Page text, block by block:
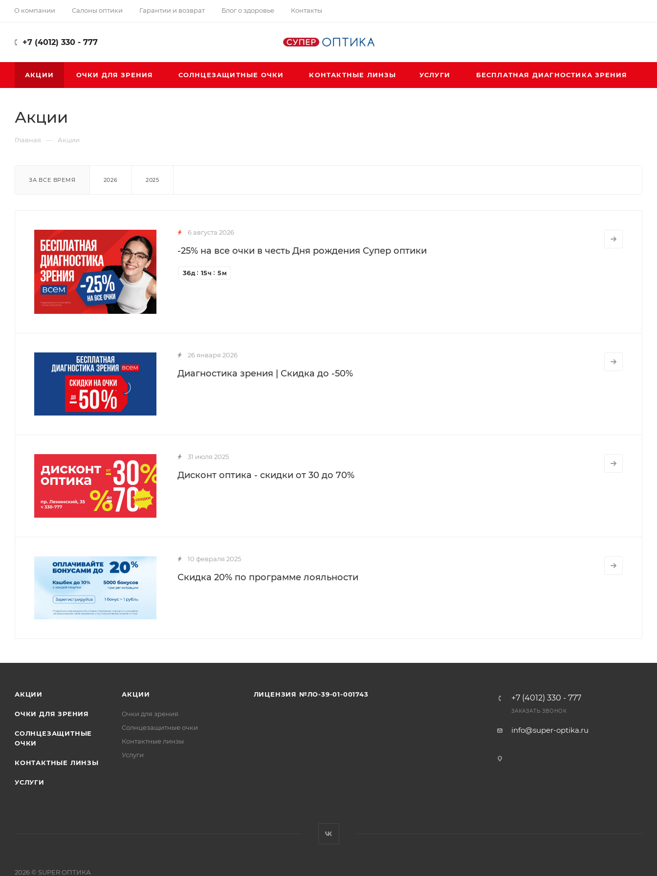
О компании Салоны оптики Гарантии и возврат Блог о здоровье Контакты
+7 (4012) 330 - 777
АКЦИИ ОЧКИ ДЛЯ ЗРЕНИЯ СОЛНЦЕЗАЩИТНЫЕ ОЧКИ КОНТАКТНЫЕ ЛИНЗЫ УСЛУГИ БЕСПЛАТНАЯ ДИАГНОСТИКА ЗРЕНИЯ
Акции
Главная — Акции
ЗА ВСЕ ВРЕМЯ 2026 2025
6 августа 2026
-25% на все очки в честь Дня рождения Супер оптики
36д 15ч 5м
26 января 2026
Диагностика зрения | Скидка до -50%
31 июля 2025
Дисконт оптика - скидки от 30 до 70%
10 февраля 2025
Скидка 20% по программе лояльности
АКЦИИ
ОЧКИ ДЛЯ ЗРЕНИЯ
СОЛНЦЕЗАЩИТНЫЕ
ОЧКИ
КОНТАКТНЫЕ ЛИНЗЫ
УСЛУГИ
АКЦИИ
Очки для зрения
Солнцезащитные очки
Контактные линзы
Услуги
ЛИЦЕНЗИЯ №ЛО-39-01-001743 +7 (4012) 330 - 777
ЗАКАЗАТЬ ЗВОНОК
info@super-optika.ru
2026 © SUPER ОПТИКА